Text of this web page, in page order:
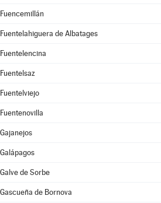
Fuencemillán
Fuentelahiguera de Albatages
Fuentelencina
Fuentelsaz
Fuentelviejo
Fuentenovilla
Gajanejos
Galápagos
Galve de Sorbe
Gascueña de Bornova